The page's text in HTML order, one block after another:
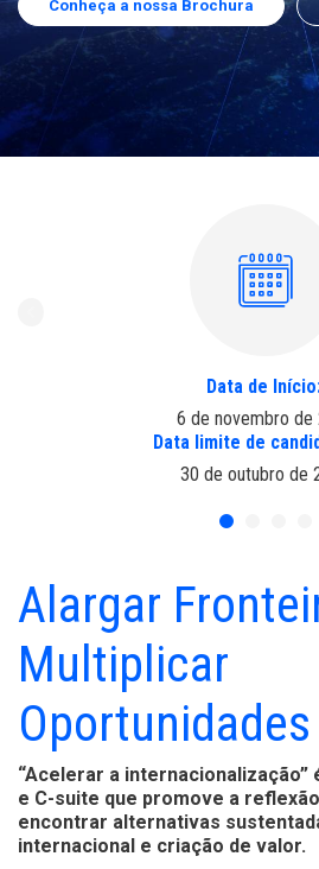
Conheça a nossa Brochura
Data de
6 de novembro de
Data limite de
30 de outubro de
Alargar
Multiplicar
Oportunidades
“Acelerar a internacionalização”
e C-suite que promove a
encontrar alternativas
internacional e criação de valor.